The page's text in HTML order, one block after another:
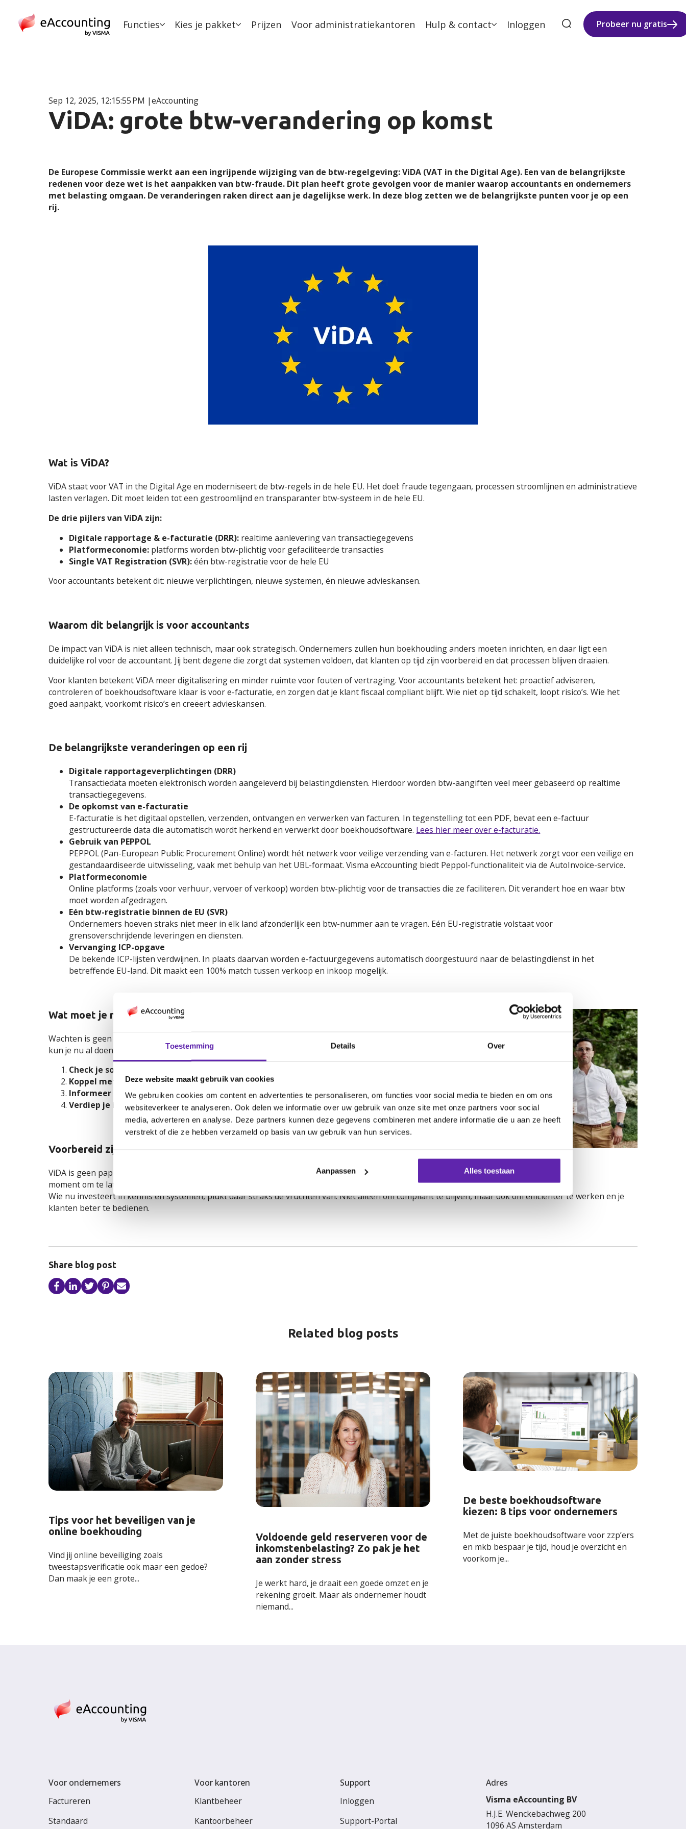
Toestemming Details Over
Deze website maakt gebruik van cookies
We gebruiken cookies om content en advertenties te personaliseren, om functies voor social media te bieden en om ons
websiteverkeer te analyseren. Ook delen we informatie over uw gebruik van onze site met onze partners voor social
media, adverteren en analyse. Deze partners kunnen deze gegevens combineren met andere informatie die u aan ze heeft
verstrekt of die ze hebben verzameld op basis van uw gebruik van hun services.
Aanpassen Alles toestaan
Functies Kies je pakket Prijzen Voor administratiekantoren Hulp & contact Inloggen Probeer nu gratis
Sep 12, 2025, 12:15:55 PM eAccounting
ViDA: grote btw-verandering op komst
De Europese Commissie werkt aan een ingrijpende wijziging van de btw-regelgeving: ViDA (VAT in the Digital Age). Een van de belangrijkste
redenen voor deze wet is het aanpakken van btw-fraude. Dit plan heeft grote gevolgen voor de manier waarop accountants en ondernemers
met belasting omgaan. De veranderingen raken direct aan je dagelijkse werk. In deze blog zetten we de belangrijkste punten voor je op een
rij.
Wat is ViDA?
ViDA staat voor VAT in the Digital Age en moderniseert de btw-regels in de hele EU. Het doel: fraude tegengaan, processen stroomlijnen en administratieve
lasten verlagen. Dit moet leiden tot een gestroomlijnd en transparanter btw-systeem in de hele EU.
De drie pijlers van ViDA zijn:
Digitale rapportage & e-facturatie (DRR): realtime aanlevering van transactiegegevens
Platformeconomie: platforms worden btw-plichtig voor gefaciliteerde transacties
Single VAT Registration (SVR):één btw-registratie voor de hele EU
Voor accountants betekent dit: nieuwe verplichtingen, nieuwe systemen, én nieuwe advieskansen.
Waarom dit belangrijk is voor accountants
De impact van ViDA is niet alleen technisch, maar ook strategisch. Ondernemers zullen hun boekhouding anders moeten inrichten, en daar ligt een
duidelijke rol voor de accountant. Jij bent degene die zorgt dat systemen voldoen, dat klanten op tijd zijn voorbereid en dat processen blijven draaien.
Voor klanten betekent ViDA meer digitalisering en minder ruimte voor fouten of vertraging. Voor accountants betekent het: proactief adviseren,
controleren of boekhoudsoftware klaar is voor e-facturatie, en zorgen dat je klant fiscaal compliant blijft. Wie niet op tijd schakelt, loopt risico’s. Wie het
goed aanpakt, voorkomt risico’s en creëert advieskansen.
De belangrijkste veranderingen op een rij
Digitale rapportageverplichtingen (DRR)
Transactiedata moeten elektronisch worden aangeleverd bij belastingdiensten. Hierdoor worden btw-aangiften veel meer gebaseerd op realtime
transactiegegevens.
De opkomst van e-facturatie
E-facturatie is het digitaal opstellen, verzenden, ontvangen en verwerken van facturen. In tegenstelling tot een PDF, bevat een e-factuur
gestructureerde data die automatisch wordt herkend en verwerkt door boekhoudsoftware. Lees hier meer over e-facturatie.
Gebruik van PEPPOL
PEPPOL (Pan-European Public Procurement Online) wordt hét netwerk voor veilige verzending van e-facturen. Het netwerk zorgt voor een veilige en
gestandaardiseerde uitwisseling, vaak met behulp van het UBL-formaat. Visma eAccounting biedt Peppol-functionaliteit via de AutoInvoice-service.
Platformeconomie
Online platforms (zoals voor verhuur, vervoer of verkoop) worden btw-plichtig voor de transacties die ze faciliteren. Dit verandert hoe en waar btw
moet worden afgedragen.
Eén btw-registratie binnen de EU (SVR)
Ondernemers hoeven straks niet meer in elk land afzonderlijk een btw-nummer aan te vragen. Eén EU-registratie volstaat voor
grensoverschrijdende leveringen en diensten.
Vervanging ICP-opgave
De bekende ICP-lijsten verdwijnen. In plaats daarvan worden e-factuurgegevens automatisch doorgestuurd naar de belastingdienst in het
betreffende EU-land. Dit maakt een 100% match tussen verkoop en inkoop mogelijk.
Wat moet je nu als accountant doen?
Wachten is geen optie. De veranderingen komen eraan, en je klant rekent op jou om het overzicht te houden. Dit
kun je nu al doen:
Check je software:
Koppel met PEPPOL:zorg dat je systemen aansluiten op dit netwerk.
Informeer klanten:leg in gesprekken en nieuwsbrieven uit wat ViDA voor hen betekent.
Verdiep je in standaarden:zoals EN 16931 en NL-CIUS, zodat je voorbereid bent op de technische kant.
Voorbereid zijn is winst pakken
ViDA is geen papieren beleidsplan, maar een concrete verandering die al is ingezet. Voor accountants is dit hét
moment om te laten zien wat je waard bent: je adviseert, begeleidt en zorgt dat je klanten voorop blijven lopen.
Wie nu investeert in kennis en systemen, plukt daar straks de vruchten van. Niet alleen om compliant te blijven, maar ook om efficiënter te werken en je
klanten beter te bedienen.
Share blog post
Related blog posts
Tips voor het beveiligen van je
online boekhouding
Vind jij online beveiliging zoals
tweestapsverificatie ook maar een gedoe?
Dan maak je een grote...
Voldoende geld reserveren voor de
inkomstenbelasting? Zo pak je het
aan zonder stress
Je werkt hard, je draait een goede omzet en je
rekening groeit. Maar als ondernemer houdt
niemand...
De beste boekhoudsoftware
kiezen: 8 tips voor ondernemers
Met de juiste boekhoudsoftware voor zzp’ers
en mkb bespaar je tijd, houd je overzicht en
voorkom je...
Voor ondernemers
Factureren
Standaard
Voor kantoren
Klantbeheer
Kantoorbeheer
Support
Inloggen
Support-Portal
Adres
Visma eAccounting BV
H.J.E. Wenckebachweg 200
1096 AS Amsterdam